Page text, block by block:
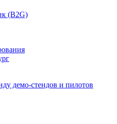
(B2G)
демо-стендов и пилотов